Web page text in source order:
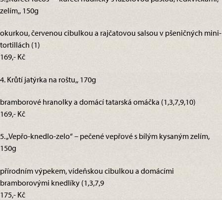
zelím,, 150g
okurkou, červenou cibulkou a rajčatovou salsou v pšeničných mini-
tortillách (1)
169,- Kč
4. Krůtí jatýrka na roštu,, 170g
bramborové hranolky a domácí tatarská omáčka (1,3,7,9,10)
169,- Kč
5. „Vepřo-knedlo-zelo“ – pečené vepřové s bílým kysaným zelím,
150g
přírodním výpekem, vídeňskou cibulkou a domácími
bramborovými knedlíky (1,3,7,9
175,- Kč